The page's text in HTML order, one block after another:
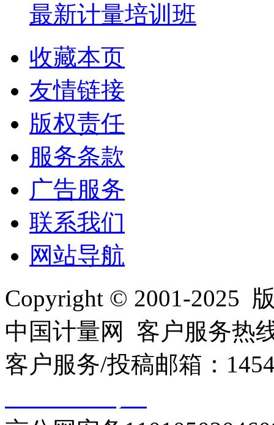
最新计量培训班
收藏本页
友情链接
版权责任
服务条款
广告服务
联系我们
网站导航
Copyright © 2001-2025
中国计量网 客户服务热
客户服务/投稿邮箱：